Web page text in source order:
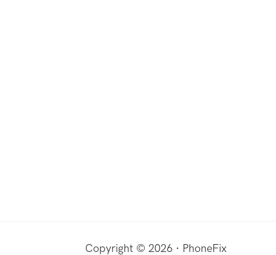
Copyright © 2026 · PhoneFix